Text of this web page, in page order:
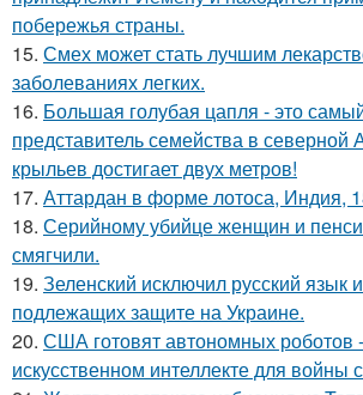
побережья страны.
15. Смех может стать лучшим
заболеваниях легких.
16. Большая голубая цапля - это
представитель семейства в северной
крыльев достигает двух метров!
17. Аттардан в форме лотоса, Индия,
18. Серийному убийце женщин и
смягчили.
19. Зеленский исключил русский язык
подлежащих защите на Украине.
20. США готовят автономных роботов
искусственном интеллекте для войны